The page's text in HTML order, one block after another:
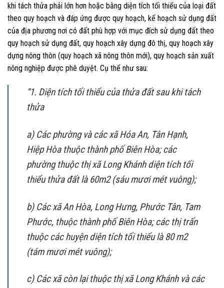
khi tách thửa phải lớn hơn hoặc bằng diện tích tối thiểu của loại đất
theo quy hoạch và đáp ứng được quy hoạch, kế hoạch sử dụng đất
của địa phương nơi có đất phù hợp với mục đích sử dụng đất theo
quy hoạch sử dụng đất, quy hoạch xây dựng đô thị, quy hoạch xây
dựng nông thôn (quy hoạch xã nông thôn mới), quy hoạch sản xuất
nông nghiệp được phê duyệt. Cụ thể như sau:
“1. Diện tích tối thiểu của thửa đất sau khi tách
thửa
a) Các phường và các xã Hóa An, Tân Hạnh,
Hiệp Hòa thuộc thành phố Biên Hòa; các
phường thuộc thị xã Long Khánh diện tích tối
thiểu thửa đất là 60m2 (sáu mươi mét vuông);
b) Các xã An Hòa, Long Hưng, Phước Tân, Tam
Phước, thuộc thành phố Biên Hòa; các thị trấn
thuộc các huyện diện tích tối thiểu là 80 m2
(tám mươi mét vuông);
c) Các xã còn lại thuộc thị xã Long Khánh và các